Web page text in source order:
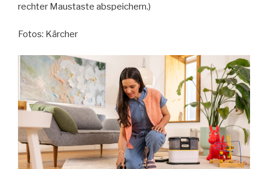
rechter Maustaste abspeichern.)
Fotos: Kärcher